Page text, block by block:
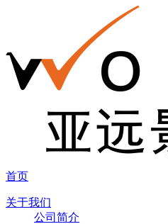
首页
关于我们
公司简介